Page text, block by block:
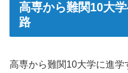
高専から難関10大
路
高専から難関10大学に進